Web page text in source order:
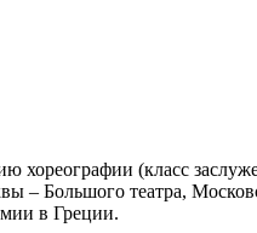
(класс
– Большого театра,
в Греции.